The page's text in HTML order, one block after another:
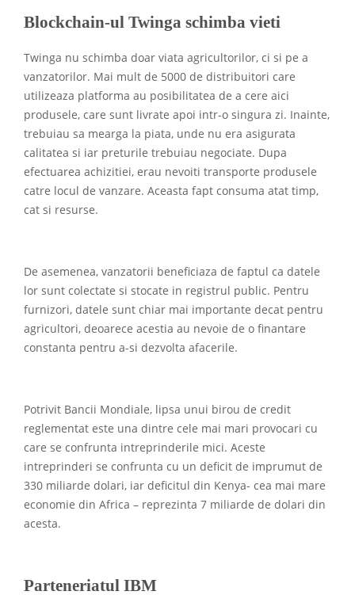
Blockchain-ul Twinga schimba vieti
Twinga nu schimba doar viata agricultorilor, ci si pe a
vanzatorilor. Mai mult de 5000 de distribuitori care
utilizeaza platforma au posibilitatea de a cere aici
produsele, care sunt livrate apoi intr-o singura zi. Inainte,
trebuiau sa mearga la piata, unde nu era asigurata
calitatea si iar preturile trebuiau negociate. Dupa
efectuarea achizitiei, erau nevoiti transporte produsele
catre locul de vanzare. Aceasta fapt consuma atat timp,
cat si resurse.
De asemenea, vanzatorii beneficiaza de faptul ca datele
lor sunt colectate si stocate in registrul public. Pentru
furnizori, datele sunt chiar mai importante decat pentru
agricultori, deoarece acestia au nevoie de o finantare
constanta pentru a-si dezvolta afacerile.
Potrivit Bancii Mondiale, lipsa unui birou de credit
reglementat este una dintre cele mai mari provocari cu
care se confrunta intreprinderile mici. Aceste
intreprinderi se confrunta cu un deficit de imprumut de
330 miliarde dolari, iar deficitul din Kenya- cea mai mare
economie din Africa – reprezinta 7 miliarde de dolari din
acesta.
Parteneriatul IBM